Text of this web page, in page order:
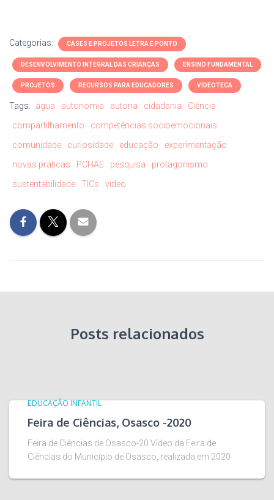
Categorias: CASES E PROJETOS LETRA E PONTO
DESENVOLVIMENTO INTEGRAL DAS CRIANÇAS ENSINO FUNDAMENTAL
PROJETOS RECURSOS PARA EDUCADORES VIDEOTECA
Tags: água autonomia autoria cidadania
Ciência
compartilhamento
competências socioemocionais
comunidade
curiosidade educação
experimentação
novas práticas
PCHAE pesquisa
protagonismo
sustentabilidade
TICs video
Posts relacionados
EDUCAÇÃO INFANTIL
Feira de Ciências, Osasco -2020
Feira de Ciências de Osasco-20 Vídeo da Feira de
Ciências do Município de Osasco, realizada em 2020